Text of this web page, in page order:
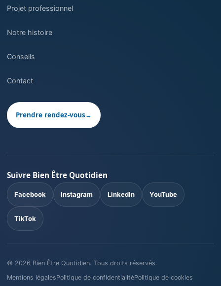
Projet professionnel
Notre histoire
Conseils
Contact
Prendre rendez-vous→
Suivre Bien Être Quotidien
Facebook Instagram LinkedIn YouTube
TikTok
© 2026 Bien Être Quotidien. Tous droits réservés.
Mentions légalesPolitique de confidentialitéPolitique de cookies